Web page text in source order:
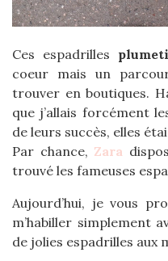
Ces espadrilles
coeur mais un
trouver en boutiques.
que j’allais forcément
de leurs succès, elles
Par chance, Zara
trouvé les fameuses
Aujourd’hui, je vous
m’habiller simplement
de jolies espadrilles aux